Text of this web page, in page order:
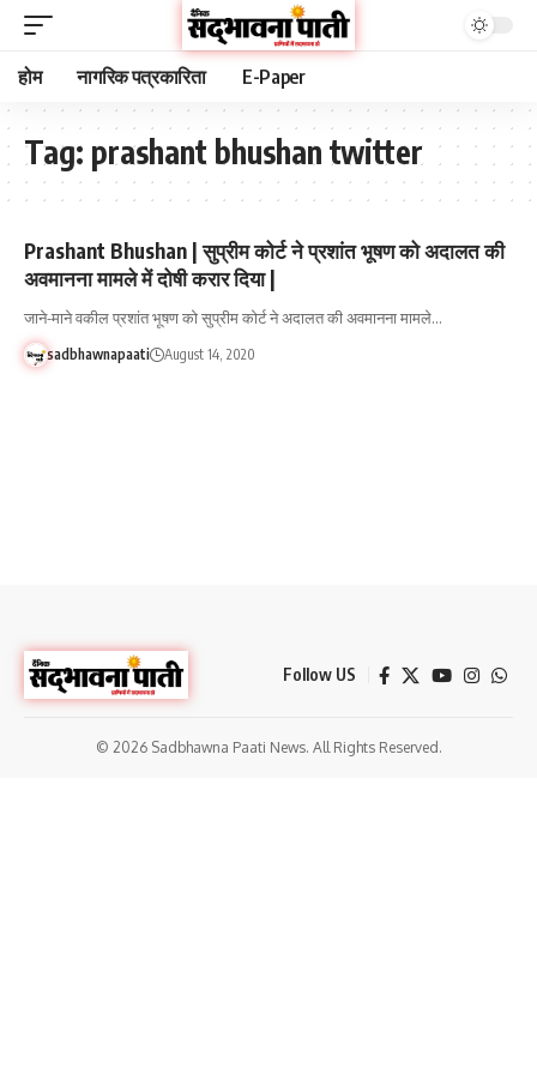
होम नागरिक पत्रकारिता E-Paper
Tag: prashant bhushan twitter
Prashant Bhushan | सुप्रीम कोर्ट ने प्रशांत भूषण को अदालत की
अवमानना मामले में दोषी करार दिया |
जाने-माने वकील प्रशांत भूषण को सुप्रीम कोर्ट ने अदालत की अवमानना मामले…
sadbhawnapaati August 14, 2020
Follow US
© 2026 Sadbhawna Paati News. All Rights Reserved.